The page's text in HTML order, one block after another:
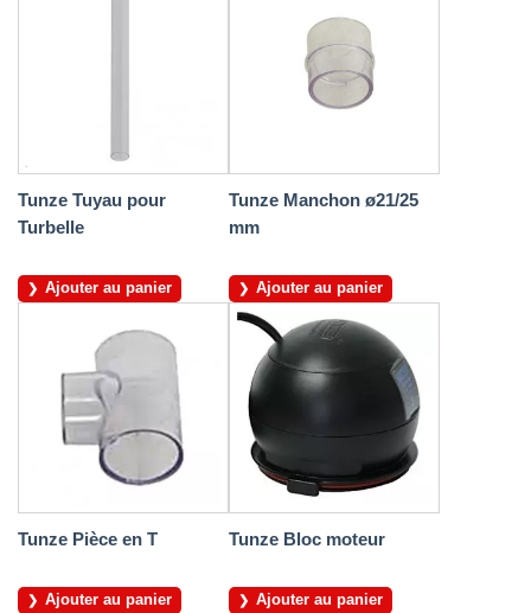
Tunze Tuyau pour
Turbelle
Ajouter au panier
Tunze Manchon ø21/25
mm
Ajouter au panier
Tunze Pièce en T
Ajouter au panier
Tunze Bloc moteur
Ajouter au panier